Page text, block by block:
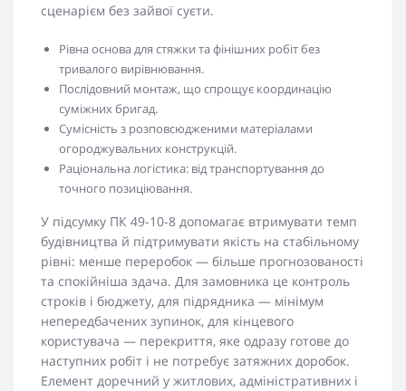
сценарієм без зайвої суєти.
Рівна основа для стяжки та фінішних робіт без
тривалого вирівнювання.
Послідовний монтаж, що спрощує координацію
суміжних бригад.
Сумісність з розповсюдженими матеріалами
огороджувальних конструкцій.
Раціональна логістика: від транспортування до
точного позиціювання.
У підсумку ПК 49-10-8 допомагає втримувати темп
будівництва й підтримувати якість на стабільному
рівні: менше переробок — більше прогнозованості
та спокійніша здача. Для замовника це контроль
строків і бюджету, для підрядника — мінімум
непередбачених зупинок, для кінцевого
користувача — перекриття, яке одразу готове до
наступних робіт і не потребує затяжних доробок.
Елемент доречний у житлових, адміністративних і